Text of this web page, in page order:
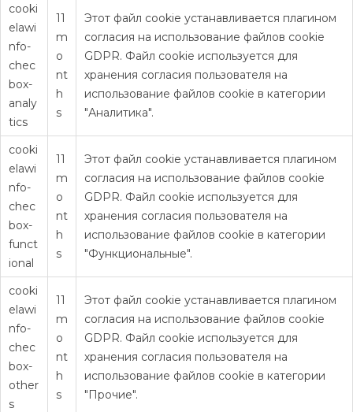
cooki
elawi
nfo-
chec
box-
analy
tics
11
m
o
nt
h
s
Этот файл cookie устанавливается плагином
согласия на использование файлов cookie
GDPR. Файл cookie используется для
хранения согласия пользователя на
использование файлов cookie в категории
"Аналитика".
cooki
elawi
nfo-
chec
box-
funct
ional
11
m
o
nt
h
s
Этот файл cookie устанавливается плагином
согласия на использование файлов cookie
GDPR. Файл cookie используется для
хранения согласия пользователя на
использование файлов cookie в категории
"Функциональные".
cooki
elawi
nfo-
chec
box-
other
s
11
m
o
nt
h
s
Этот файл cookie устанавливается плагином
согласия на использование файлов cookie
GDPR. Файл cookie используется для
хранения согласия пользователя на
использование файлов cookie в категории
"Прочие".